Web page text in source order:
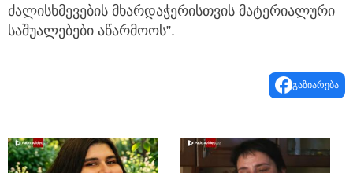
ძალისხმევების მხარდაჭერისთვის მატერიალური
საშუალებები აწარმოოს”.
გაზიარება